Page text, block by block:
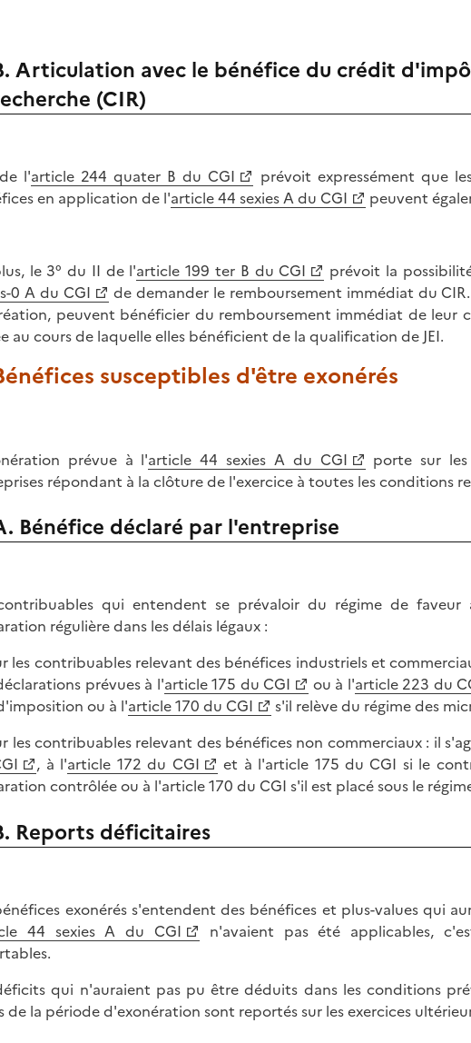
Articulation avec le bénéfice du crédit
(CIR)
l'article 244 quater B du CGI
prévoit expressément que
en application de l'article 44 sexies A du CGI
peuvent
le 3° du II de l'article 199 ter B du CGI prévoit la
0 A du CGI
de demander le remboursement immédiat du
peuvent bénéficier du remboursement immédiat de leur
au cours de laquelle elles bénéficient de la qualification de JEI.
susceptibles d'être exonérés
prévue à l'article 44 sexies A du CGI
porte sur
répondant à la clôture de l'exercice à toutes les conditions
Bénéfice déclaré par l'entreprise
qui entendent se prévaloir du régime de faveur
régulière dans les délais légaux :
les contribuables relevant des bénéfices industriels et
prévues à l'article 175 du CGI ou à l'article 223 du
ou à l'article 170 du CGI
s'il relève du régime des
les contribuables relevant des bénéfices non commerciaux : il
, à l'article 172 du CGI
et à l'article 175 du CGI si le
contrôlée ou à l'article 170 du CGI s'il est placé sous le
Reports déficitaires
exonérés s'entendent des bénéfices et plus-values qui
44 sexies A du CGI
n'avaient pas été applicables,
qui n'auraient pas pu être déduits dans les conditions
de la période d'exonération sont reportés sur les exercices